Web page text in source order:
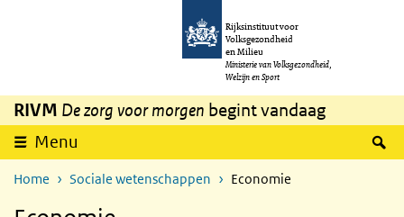
Overslaan en naar de inhoud gaan
Rijksinstituut voor
Volksgezondheid
en Milieu
Ministerie van Volksgezondheid,
Welzijn en Sport
RIVM De zorg voor morgen begint vandaag
Menu
Home Sociale wetenschappen Economie